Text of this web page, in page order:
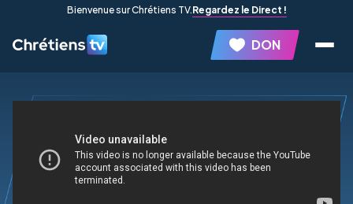
Bienvenue sur Chrétiens TV.Regardez le Direct !
DON